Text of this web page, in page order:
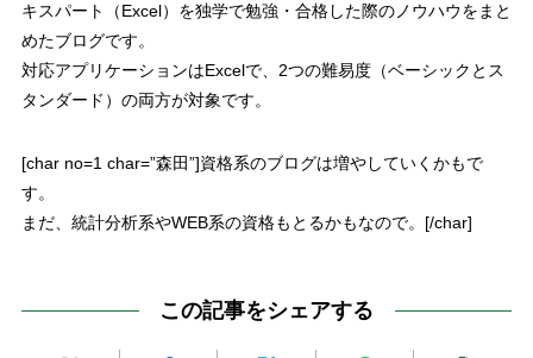
キスパート（Excel）を独学で勉強・合格した際のノウハウをまと
めたブログです。
対応アプリケーションはExcelで、2つの難易度（ベーシックとス
タンダード）の両方が対象です。
[char no=1 char=”森田”]資格系のブログは増やしていくかもで
す。
まだ、統計分析系やWEB系の資格もとるかもなので。[/char]
この記事をシェアする